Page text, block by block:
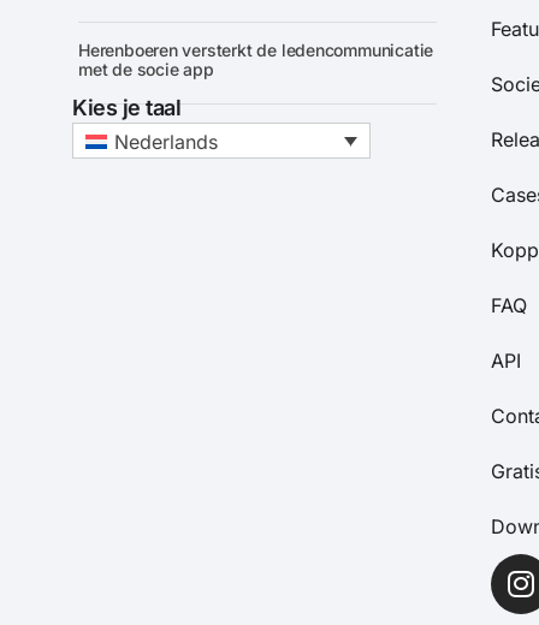
Herenboeren versterkt de ledencommunicatie
met de socie app
Kies je taal
Nederlands
FAQ
API